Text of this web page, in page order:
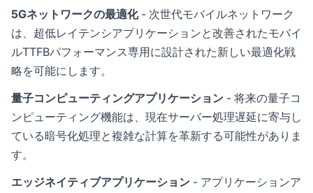
5Gネットワークの最適化- 次世代モバイルネットワーク
は、超低レイテンシアプリケーションと改善されたモバイ
ルTTFBパフォーマンス専用に設計された新しい最適化戦
略を可能にします。
量子コンピューティングアプリケーション - 将来の量子コ
ンピューティング機能は、現在サーバー処理遅延に寄与し
ている暗号化処理と複雑な計算を革新する可能性がありま
す。
エッジネイティブアプリケーション - アプリケーションア